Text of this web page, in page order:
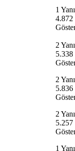
1
4.872
2
5.338
2
5.836
2
5.257
1